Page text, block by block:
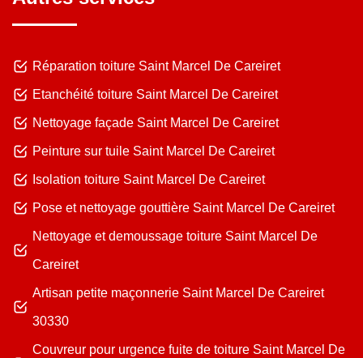
Réparation toiture Saint Marcel De Careiret
Etanchéité toiture Saint Marcel De Careiret
Nettoyage façade Saint Marcel De Careiret
Peinture sur tuile Saint Marcel De Careiret
Isolation toiture Saint Marcel De Careiret
Pose et nettoyage gouttière Saint Marcel De Careiret
Nettoyage et demoussage toiture Saint Marcel De
Careiret
Artisan petite maçonnerie Saint Marcel De Careiret
30330
Couvreur pour urgence fuite de toiture Saint Marcel De